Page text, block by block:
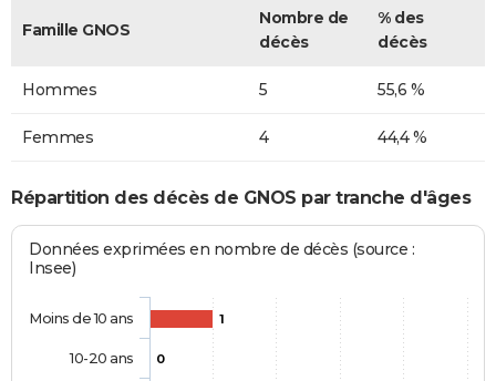
Famille GNOS
Nombre de
décès
% des
décès
Hommes 5 55,6 %
Femmes 4 44,4 %
Répartition des décès de GNOS par tranche d'âges
Données exprimées en nombre de décès (source :
Insee)
1
0
Moins de 10 ans
10-20 ans